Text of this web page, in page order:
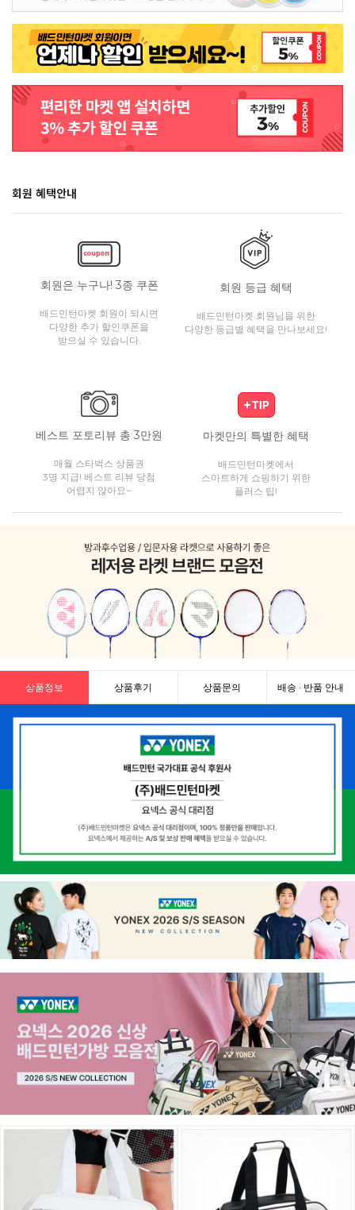
회원 혜택안내
회원은 누구나! 3종 쿠폰
배드민턴마켓 회원이 되시면
다양한 추가 할인쿠폰을
받으실 수 있습니다.
회원 등급 혜택
배드민턴마켓 회원님을 위한
다양한 등급별 혜택을 만나보세요!
베스트 포토리뷰 총 3만원
매월 스타벅스 상품권
3명 지급! 베스트 리뷰 당첨
어렵지 않아요~
마켓만의 특별한 혜택
배드민턴마켓에서
스마트하게 쇼핑하기 위한
플러스 팁!
상품정보 상품후기 상품문의 배송 · 반품 안내